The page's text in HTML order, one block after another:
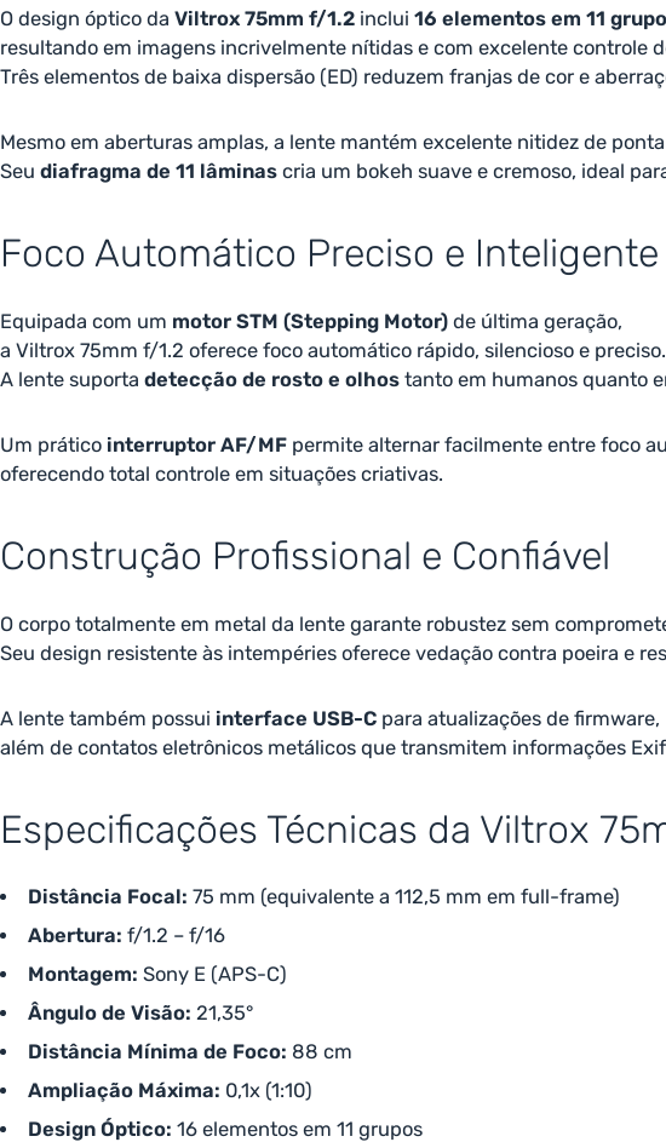
O design óptico da Viltrox 75mm f/1.2 inclui 16 elementos em 11
resultando em imagens incrivelmente nítidas e com excelente controle
Três elementos de baixa dispersão (ED) reduzem franjas de cor e
Mesmo em aberturas amplas, a lente mantém excelente nitidez de
Seu diafragma de 11 lâminas cria um bokeh suave e cremoso, ideal
Foco Automático Preciso e Inteligente
Equipada com um motor STM (Stepping Motor) de última geração,
a Viltrox 75mm f/1.2 oferece foco automático rápido, silencioso e preciso.
A lente suporta detecção de rosto e olhos tanto em humanos quanto
Um prático interruptor AF/MF permite alternar facilmente entre foco
oferecendo total controle em situações criativas.
Construção Profissional e Confiável
O corpo totalmente em metal da lente garante robustez sem
Seu design resistente às intempéries oferece vedação contra poeira e
A lente também possui interface USB-C para atualizações de firmware,
além de contatos eletrônicos metálicos que transmitem informações
Especificações Técnicas da Viltrox
Distância Focal: 75 mm (equivalente a 112,5 mm em full-frame)
Abertura: f/1.2 – f/16
Montagem: Sony E (APS-C)
Ângulo de Visão: 21,35°
Distância Mínima de Foco: 88 cm
Ampliação Máxima: 0,1x (1:10)
Design Óptico: 16 elementos em 11 grupos